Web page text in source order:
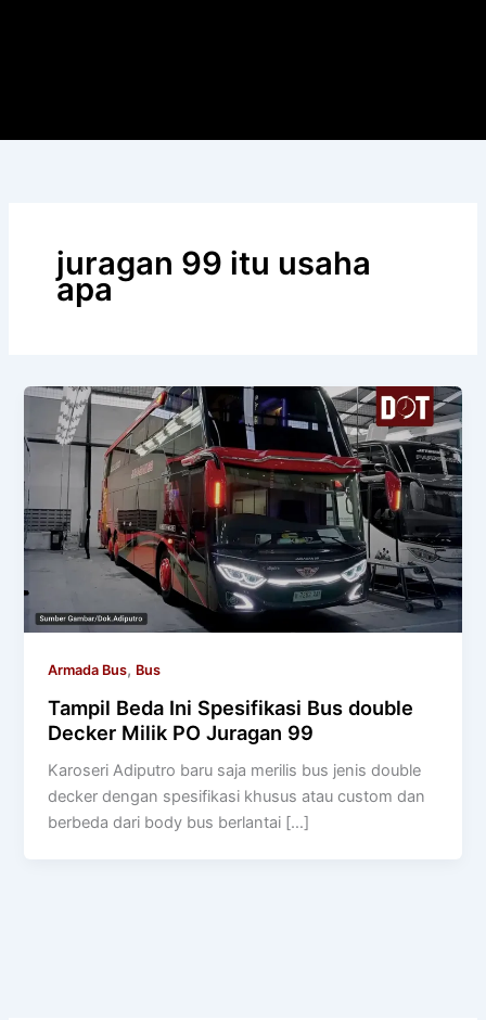
juragan 99 itu usaha
apa
Armada Bus, Bus
Tampil Beda Ini Spesifikasi Bus double
Decker Milik PO Juragan 99
Karoseri Adiputro baru saja merilis bus jenis double
decker dengan spesifikasi khusus atau custom dan
berbeda dari body bus berlantai […]